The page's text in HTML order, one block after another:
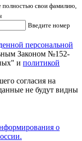
полностью свои фамилию,
Введите номер
персональной
Законом №152-
и политикой
согласия на
не будут видны